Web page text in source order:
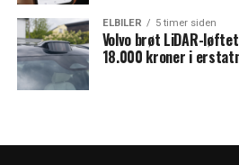
ELBILER 5 timer siden
Volvo brøt LiDAR-
18.000 kroner i